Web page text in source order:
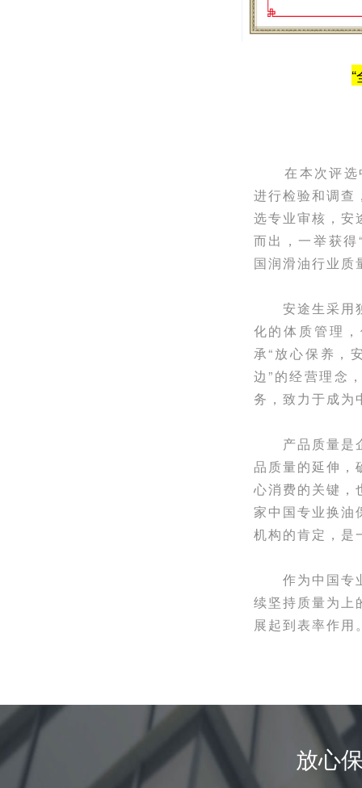
在本次评选
进行检验和调查
选专业审核，安
而出，一举获
国润滑油行业质
安途生采用独
化的体质管理
承“放心保养，
边”的经营理念
务，致力于成为
产品质量是企
品质量的延伸，
心消费的关键，
家中国专业换油
机构的肯定，是
作为中国专业
续坚持质量为上
展起到表率作用
放心